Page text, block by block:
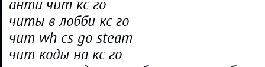
анти чит кс го
читы в лобби кс го
чит wh cs go steam
чит коды на кс го